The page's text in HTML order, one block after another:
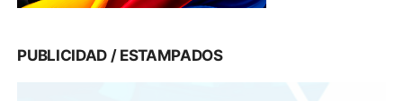
PUBLICIDAD / ESTAMPADOS